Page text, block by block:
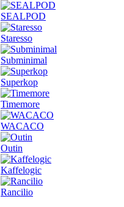
SEALPOD
Staresso
Subminimal
Superkop
Timemore
WACACO
Outin
Kaffelogic
Rancilio